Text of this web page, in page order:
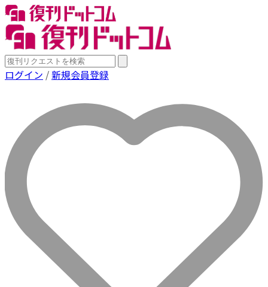
ログイン /新規会員登録